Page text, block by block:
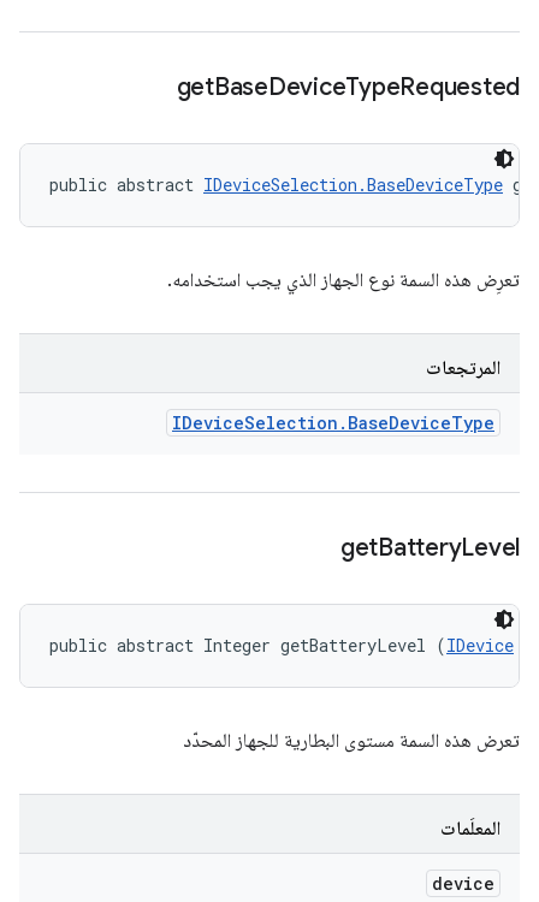
getBaseDeviceTypeRequested
public abstract IDeviceSelection.BaseDeviceType
تعرِض هذه السمة نوع الجهاز الذي يجب استخدامه.
المرتجعات
IDeviceSelection . BaseDeviceType
getBatteryLevel
public abstract Integer getBatteryLevel (IDevice
تعرض هذه السمة مستوى البطارية للجهاز المحدّد
المعلَمات
device